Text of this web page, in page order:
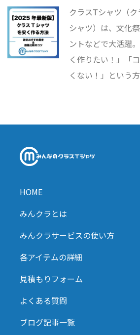
ッカー・ポロシャ
します！
クラスTシャツ（
シャツ）は、文化
ントなどで大活躍
く作りたい！」「
くない！」という
ー 安い」などで検
め業者、「クラスT
HOME
みんクラとは
みんクラサービスの使い方
各アイテムの詳細
見積もりフォーム
よくある質問
ブログ記事一覧